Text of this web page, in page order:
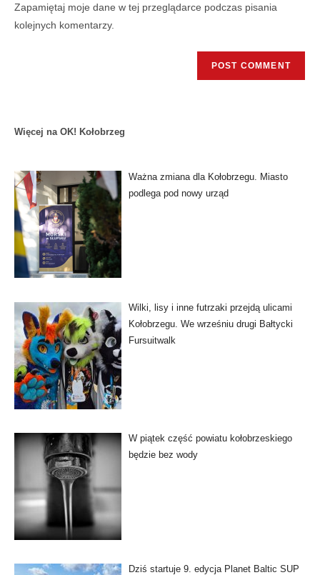
Zapamiętaj moje dane w tej przeglądarce podczas pisania
kolejnych komentarzy.
Więcej na OK! Kołobrzeg
Ważna zmiana dla Kołobrzegu. Miasto
podlega pod nowy urząd
Wilki, lisy i inne futrzaki przejdą ulicami
Kołobrzegu. We wrześniu drugi Bałtycki
Fursuitwalk
W piątek część powiatu kołobrzeskiego
będzie bez wody
Dziś startuje 9. edycja Planet Baltic SUP